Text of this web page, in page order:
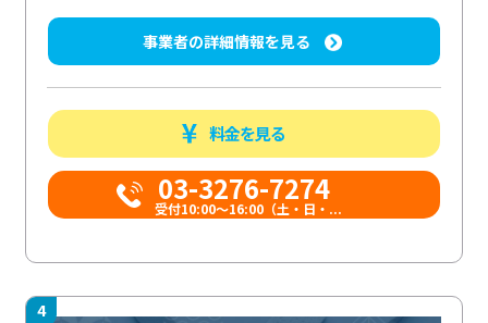
事業者の詳細情報を見る
料金を見る
03-3276-7274
受付10:00〜16:00（土・日・...
4